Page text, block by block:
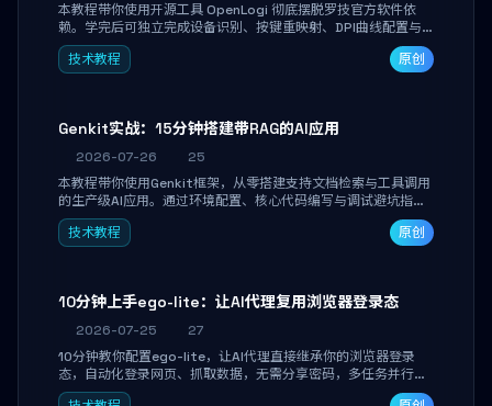
本教程带你使用开源工具 OpenLogi 彻底摆脱罗技官方软件依
赖。学完后可独立完成设备识别、按键重映射、DPI曲线配置与
SmartShift调节，实现完全离线控制，保护隐私并释放硬件性
能。
技术教程 原创
Genkit实战：15分钟搭建带RAG的AI应用
2026-07-26
25
本教程带你使用Genkit框架，从零搭建支持文档检索与工具调用
的生产级AI应用。通过环境配置、核心代码编写与调试避坑指
南，学完即可掌握多模型切换、RAG管道构建及函数调用注册，
独立开发高效AI智能体。
技术教程 原创
10分钟上手ego-lite：让AI代理复用浏览器登录态
2026-07-25
27
10分钟教你配置ego-lite，让AI代理直接继承你的浏览器登录
态，自动化登录网页、抓取数据，无需分享密码，多任务并行不
干扰日常使用。